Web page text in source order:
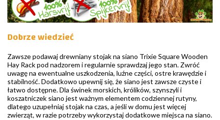
Dobrze wiedzieć
Zawsze podawaj drewniany stojak na siano Trixie Square Wooden
Hay Rack pod nadzorem i regularnie sprawdzaj jego stan. Zwróć
uwagę na ewentualne uszkodzenia, luźne części, ostre krawędzie i
stabilność. Dodatkowo upewnij się, że siano jest zawsze czyste i
łatwo dostępne. Dla świnek morskich, królików, szynszyli i
koszatniczek siano jest ważnym elementem codziennej rutyny,
dlatego uzupełniaj stojak na czas, a jeśli w domu jest więcej
zwierząt, w razie potrzeby wykorzystaj dodatkowe miejsca na siano.